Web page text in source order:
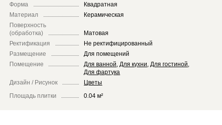
Форма
Квадратная
Материал
Керамическая
Поверхность
(обработка)
Матовая
Ректификация
Не ректифицированный
Размещение
Для помещений
Помещение
Для ванной Для кухни Для гостиной
Для фартука
Дизайн / Рисунок
Цветы
Площадь плитки
0.04 м²